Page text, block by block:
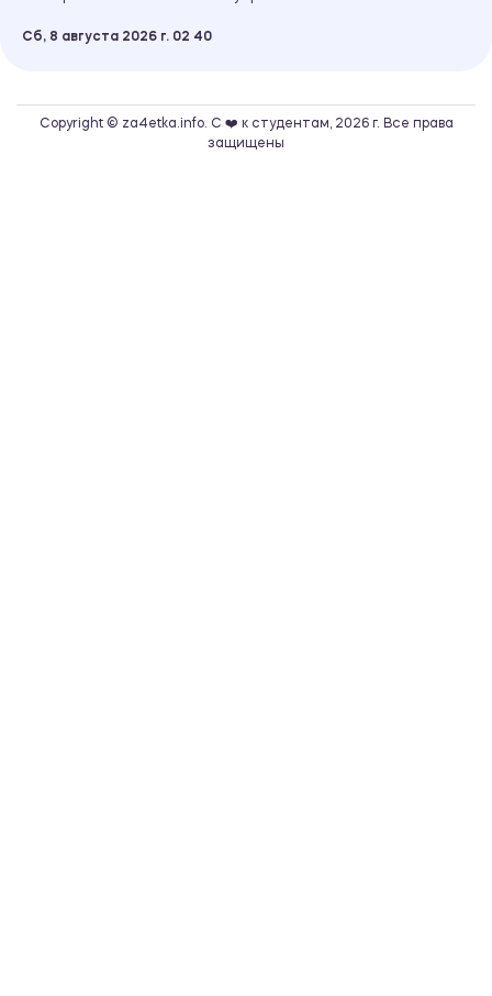
Сб, 8 августа 2026 г. 02 40
Copyright © za4etka.info. С ❤️ к студентам, 2026 г. Все права
защищены